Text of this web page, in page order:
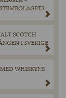
SCOTCH
I SVERIGE
WHISKYNS